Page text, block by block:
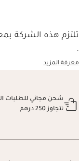
تلتزم هذه الشركة
.
معرفة المزيد
شحن مجاني للطلبات
تتجاوز 250 درهم